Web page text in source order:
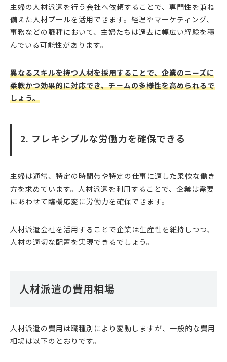
主婦の人材派遣を行う会社へ依頼することで、専門性を兼ね
備えた人材プールを活用できます。経理やマーケティング、
事務などの職種において、主婦たちは過去に幅広い経験を積
んでいる可能性があります。
異なるスキルを持つ人材を採用することで、企業のニーズに
柔軟かつ効果的に対応でき、チームの多様性を高められるで
しょう。
2. フレキシブルな労働力を確保できる
主婦は通常、特定の時間帯や特定の仕事に適した柔軟な働き
方を求めています。人材派遣を利用することで、企業は需要
にあわせて臨機応変に労働力を確保できます。
人材派遣会社を活用することで企業は生産性を維持しつつ、
人材の適切な配置を実現できるでしょう。
人材派遣の費用相場
人材派遣の費用は職種別により変動しますが、一般的な費用
相場は以下のとおりです。